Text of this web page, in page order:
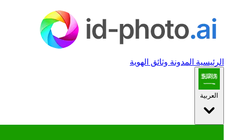
الرئيسية المدونة وثائق الهوية
العربية